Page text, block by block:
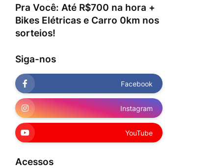
Pra Você: Até R$700 na hora +
Bikes Elétricas e Carro 0km nos
sorteios!
Siga-nos
Facebook
Instagram
YouTube
Acessos